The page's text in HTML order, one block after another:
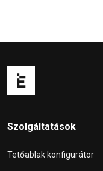
Szolgáltatások
Tetőablak konfigurátor